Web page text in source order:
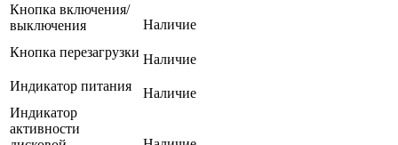
Кнопка включения/
выключения
Наличие
Кнопка перезагрузки Наличие
Индикатор питания
Наличие
Индикатор
активности